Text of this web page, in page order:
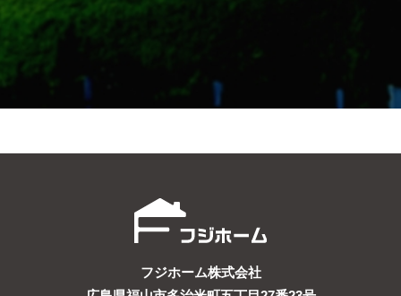
フジホーム株式会社